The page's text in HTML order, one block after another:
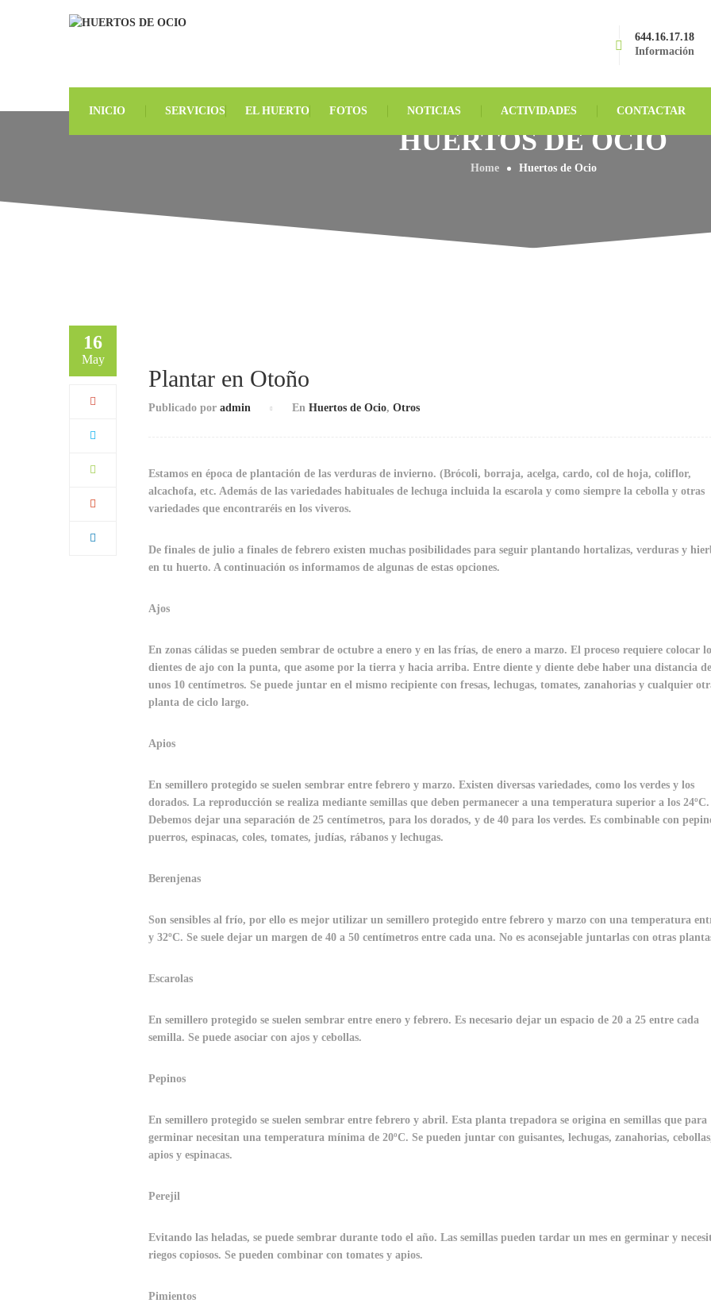
644.16.17.18
Información
INICIO SERVICIOS EL HUERTO FOTOS NOTICIAS ACTIVIDADES CONTACTAR
HUERTOS DE OCIO
Home Huertos de Ocio
16
May
Plantar en Otoño
Publicado por admin En Huertos de Ocio, Otros
Estamos en época de plantación de las verduras de invierno. (Brócoli, borraja, acelga, cardo, col de hoja, coliflor,
alcachofa, etc. Además de las variedades habituales de lechuga incluida la escarola y como siempre la cebolla y otras
variedades que encontraréis en los viveros.
De finales de julio a finales de febrero existen muchas posibilidades para seguir plantando hortalizas, verduras y
en tu huerto. A continuación os informamos de algunas de estas opciones.
Ajos
En zonas cálidas se pueden sembrar de octubre a enero y en las frías, de enero a marzo. El proceso requiere colocar
dientes de ajo con la punta, que asome por la tierra y hacia arriba. Entre diente y diente debe haber una distancia de
unos 10 centímetros. Se puede juntar en el mismo recipiente con fresas, lechugas, tomates, zanahorias y cualquier
planta de ciclo largo.
Apios
En semillero protegido se suelen sembrar entre febrero y marzo. Existen diversas variedades, como los verdes y los
dorados. La reproducción se realiza mediante semillas que deben permanecer a una temperatura superior a los 24ºC.
Debemos dejar una separación de 25 centímetros, para los dorados, y de 40 para los verdes. Es combinable con
puerros, espinacas, coles, tomates, judías, rábanos y lechugas.
Berenjenas
Son sensibles al frío, por ello es mejor utilizar un semillero protegido entre febrero y marzo con una temperatura
y 32ºC. Se suele dejar un margen de 40 a 50 centímetros entre cada una. No es aconsejable juntarlas con otras
Escarolas
En semillero protegido se suelen sembrar entre enero y febrero. Es necesario dejar un espacio de 20 a 25 entre cada
semilla. Se puede asociar con ajos y cebollas.
Pepinos
En semillero protegido se suelen sembrar entre febrero y abril. Esta planta trepadora se origina en semillas que para
germinar necesitan una temperatura mínima de 20ºC. Se pueden juntar con guisantes, lechugas, zanahorias,
apios y espinacas.
Perejil
Evitando las heladas, se puede sembrar durante todo el año. Las semillas pueden tardar un mes en germinar y
riegos copiosos. Se pueden combinar con tomates y apios.
Pimientos